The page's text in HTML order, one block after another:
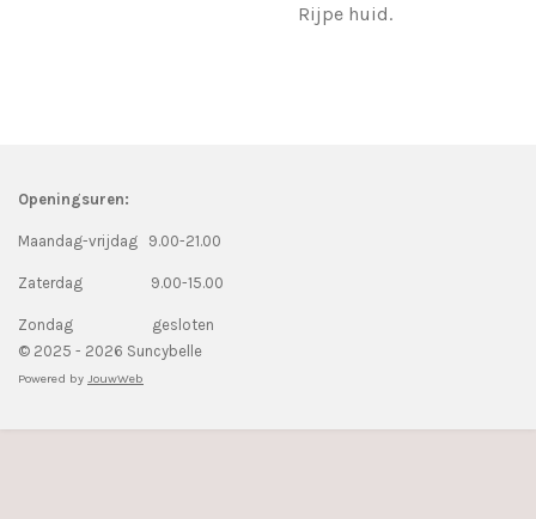
Rijpe huid.
Openingsuren:
Maandag-vrijdag 9.00-21.00
Zaterdag 9.00-15.00
Zondag gesloten
© 2025 - 2026 Suncybelle
Powered by JouwWeb